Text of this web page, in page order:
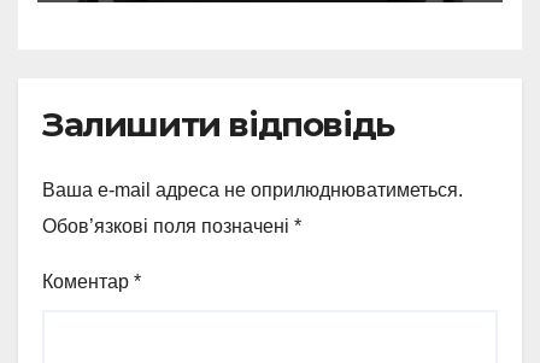
Залишити відповідь
Ваша e-mail адреса не оприлюднюватиметься.
Обов’язкові поля позначені *
Коментар *